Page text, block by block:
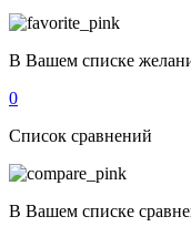
В Вашем списке
0
Список сравнений
В Вашем списке